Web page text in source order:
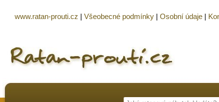
www.ratan-prouti.cz | Všeobecné podmínky | Osobní údaje |